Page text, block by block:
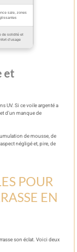
sale, zones
glissantes
de solidité et
d’usage
et
UV. Si ce voile argenté a
d’un manque de
de mousse, de
négligé et, pire, de
POUR
EN
son éclat. Voici deux